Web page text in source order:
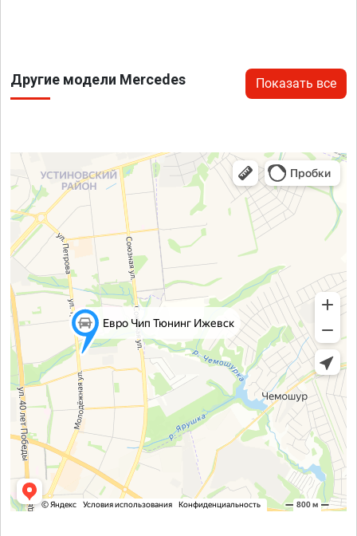
Другие модели Mercedes Показать все